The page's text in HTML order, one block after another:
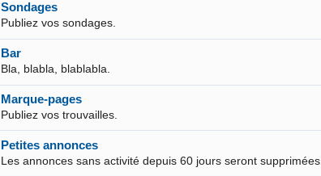
Sondages
Publiez vos sondages.
Bar
Bla, blabla, blablabla.
Marque-pages
Publiez vos trouvailles.
Petites annonces
Les annonces sans activité depuis 60 jours seront supprimées.